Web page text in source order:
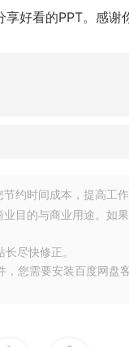
好看的PPT。感谢
约时间成本，提高工作
目的与商业用途。如
尽快修正。
您需要安装百度网盘